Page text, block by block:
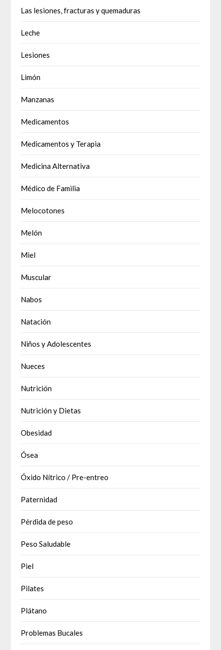
Las lesiones, fracturas y quemaduras
Leche
Lesiones
Limón
Manzanas
Medicamentos
Medicamentos y Terapia
Medicina Alternativa
Médico de Familia
Melocotones
Melón
Miel
Muscular
Nabos
Natación
Niños y Adolescentes
Nueces
Nutrición
Nutrición y Dietas
Obesidad
Ósea
Óxido Nítrico / Pre-entreo
Paternidad
Pérdida de peso
Peso Saludable
Piel
Pilates
Plátano
Problemas Bucales